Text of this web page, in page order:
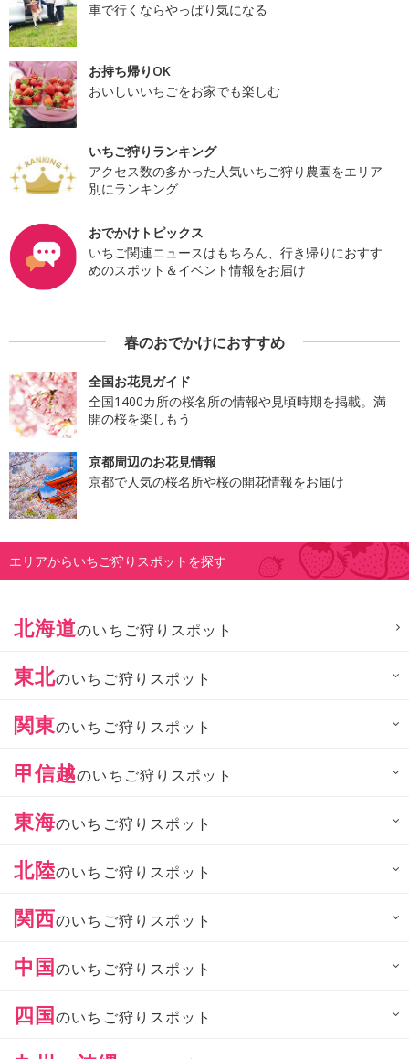
車で行くならやっぱり気になる
お持ち帰りOK
おいしいいちごをお家でも楽しむ
いちご狩りランキング
アクセス数の多かった人気いちご狩り農園をエリア
別にランキング
おでかけトピックス
いちご関連ニュースはもちろん、行き帰りにおすす
めのスポット＆イベント情報をお届け
春のおでかけにおすすめ
全国お花見ガイド
全国1400カ所の桜名所の情報や見頃時期を掲載。満
開の桜を楽しもう
京都周辺のお花見情報
京都で人気の桜名所や桜の開花情報をお届け
エリアからいちご狩りスポットを探す
北海道のいちご狩りスポット
東北のいちご狩りスポット
関東のいちご狩りスポット
甲信越のいちご狩りスポット
東海のいちご狩りスポット
北陸のいちご狩りスポット
関西のいちご狩りスポット
中国のいちご狩りスポット
四国のいちご狩りスポット